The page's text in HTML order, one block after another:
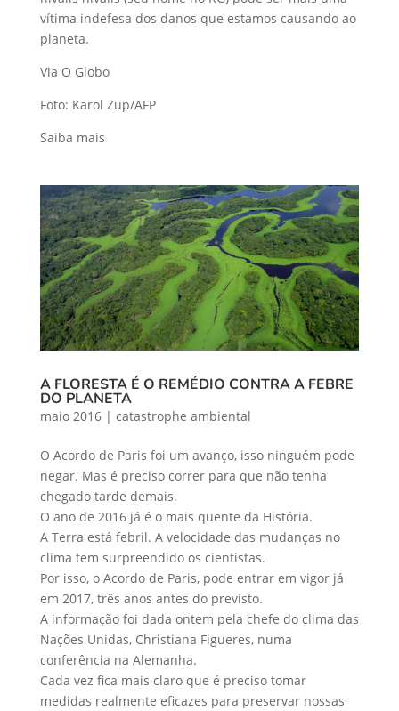
vítima indefesa dos danos que estamos causando ao
planeta.
Via O Globo
Foto: Karol Zup/AFP
Saiba mais
A FLORESTA É O REMÉDIO CONTRA A FEBRE
DO PLANETA
maio 2016| catastrophe ambiental
O Acordo de Paris foi um avanço, isso ninguém pode
negar. Mas é preciso correr para que não tenha
chegado tarde demais.
O ano de 2016 já é o mais quente da História.
A Terra está febril. A velocidade das mudanças no
clima tem surpreendido os cientistas.
Por isso, o Acordo de Paris, pode entrar em vigor já
em 2017, três anos antes do previsto.
A informação foi dada ontem pela chefe do clima das
Nações Unidas, Christiana Figueres, numa
conferência na Alemanha.
Cada vez fica mais claro que é preciso tomar
medidas realmente eficazes para preservar nossas